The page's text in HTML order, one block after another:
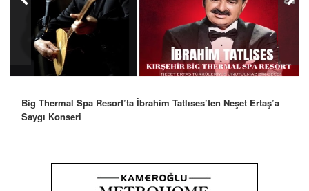
Robbie Williams’tan İstanbul’a Mesaj: “Unutulmaz Bir Gece
Olacak”